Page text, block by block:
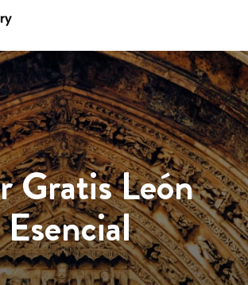
Gratis León
Esencial